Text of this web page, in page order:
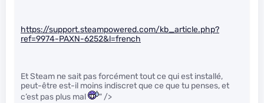
https://support.steampowered.com/kb_article.php?
ref=9974-PAXN-6252&l=french
Et Steam ne sait pas forcément tout ce qui est installé,
peut-être est-il moins indiscret que ce que tu penses, et
c’est pas plus mal
" />